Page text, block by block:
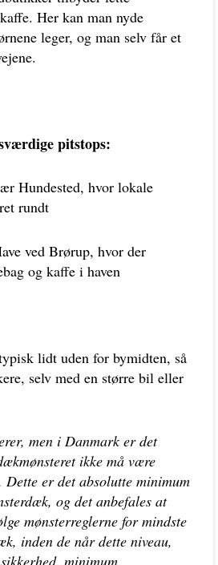
Her kan man nyde
leger, og man selv får et
pitstops:
Hundested, hvor lokale
rundt
ved Brørup, hvor der
og kaffe i haven
lidt uden for bymidten, så
selv med en større bil eller
men i Danmark er det
ikke må være
Dette er det absolutte minimum
og det anbefales at
mønsterreglerne for mindste
inden de når dette niveau,
minimum